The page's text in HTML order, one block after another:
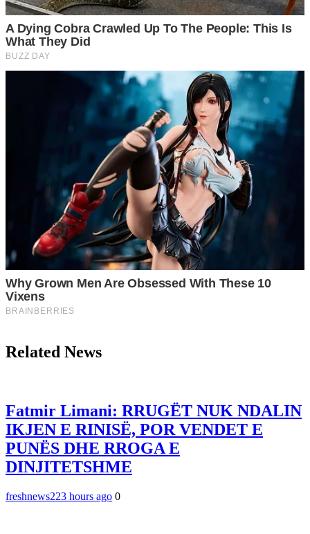
Related News
Fatmir Limani: RRUGËT NUK NDALIN
IKJEN E RINISË, POR VENDET E
PUNËS DHE RROGA E
DINJITETSHME
freshnews223 hours ago 0